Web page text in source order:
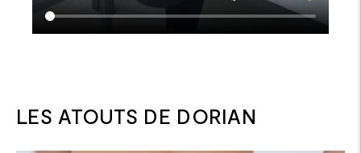
LES ATOUTS DE DORIAN